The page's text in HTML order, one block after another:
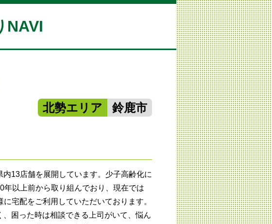
NAVI
北勢エリア 鈴鹿市
内13店舗を展開しています。少子高齢化に
年以上前から取り組んでおり、現在では
宅配をご利用していただいております。
、困った時は相談できる上司がいて、悩ん